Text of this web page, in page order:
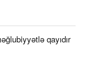
qayıdır